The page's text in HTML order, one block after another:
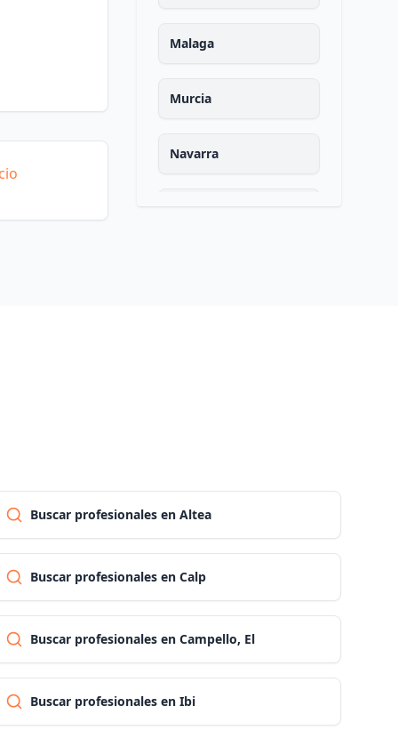
Malaga
Murcia
Navarra
Santa cruz de tenerife
Segovia
Sevilla
Buscar profesionales en Altea
Buscar profesionales en Calp
Buscar profesionales en Campello, El
Buscar profesionales en Ibi